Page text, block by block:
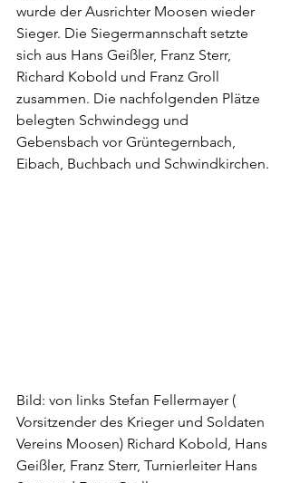
wurde der Ausrichter Moosen wieder
Sieger. Die Siegermannschaft setzte
sich aus Hans Geißler, Franz Sterr,
Richard Kobold und Franz Groll
zusammen. Die nachfolgenden Plätze
belegten Schwindegg und
Gebensbach vor Grüntegernbach,
Eibach, Buchbach und Schwindkirchen.
Bild: von links Stefan Fellermayer (
Vorsitzender des Krieger und Soldaten
Vereins Moosen) Richard Kobold, Hans
Geißler, Franz Sterr, Turnierleiter Hans